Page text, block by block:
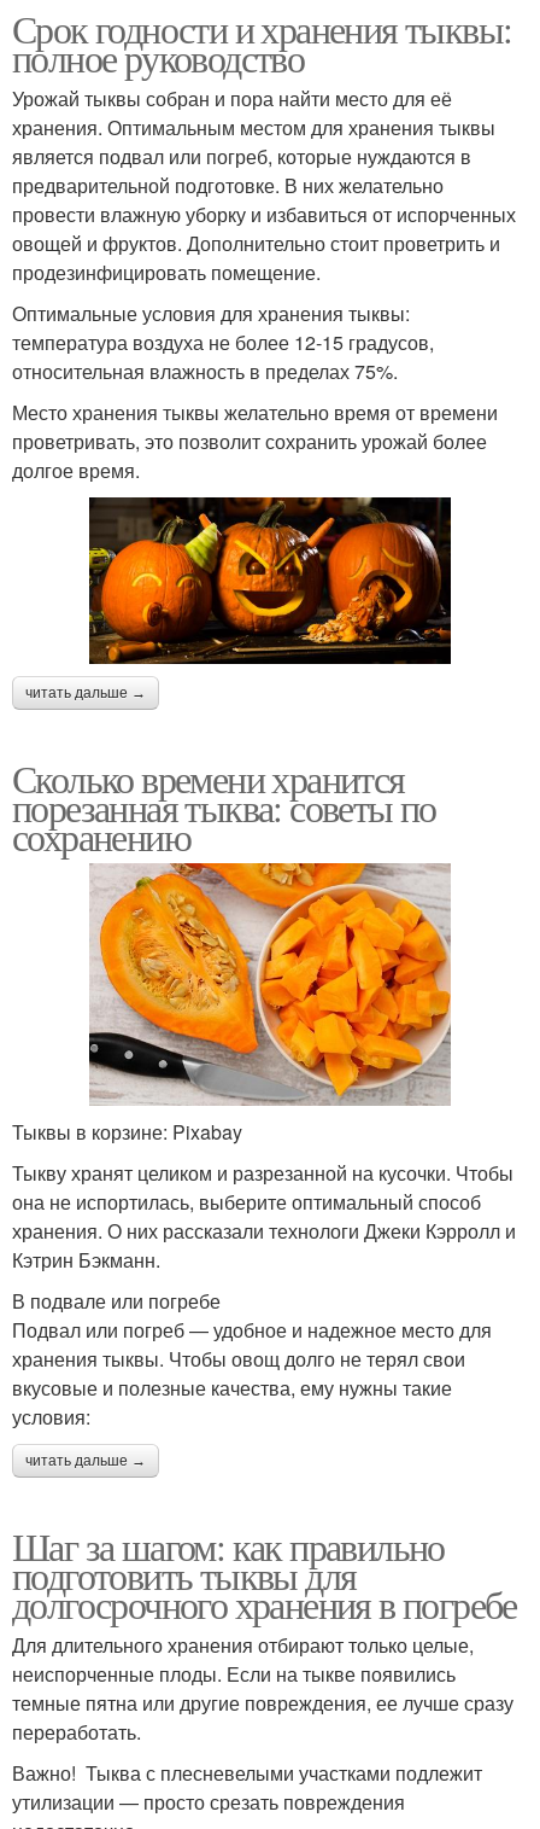
Срок годности и хранения тыквы:
полное руководство
Урожай тыквы собран и пора найти место для её
хранения. Оптимальным местом для хранения тыквы
является подвал или погреб, которые нуждаются в
предварительной подготовке. В них желательно
провести влажную уборку и избавиться от испорченных
овощей и фруктов. Дополнительно стоит проветрить и
продезинфицировать помещение.
Оптимальные условия для хранения тыквы:
температура воздуха не более 12-15 градусов,
относительная влажность в пределах 75%.
Место хранения тыквы желательно время от времени
проветривать, это позволит сохранить урожай более
долгое время.
читать дальше →
Сколько времени хранится
порезанная тыква: советы по
сохранению
Тыквы в корзине: Pixabay
Тыкву хранят целиком и разрезанной на кусочки. Чтобы
она не испортилась, выберите оптимальный способ
хранения. О них рассказали технологи Джеки Кэрролл и
Кэтрин Бэкманн.
В подвале или погребе
Подвал или погреб — удобное и надежное место для
хранения тыквы. Чтобы овощ долго не терял свои
вкусовые и полезные качества, ему нужны такие
условия:
читать дальше →
Шаг за шагом: как правильно
подготовить тыквы для
долгосрочного хранения в погребе
Для длительного хранения отбирают только целые,
неиспорченные плоды. Если на тыкве появились
темные пятна или другие повреждения, ее лучше сразу
переработать.
Важно! Тыква с плесневелыми участками подлежит
утилизации — просто срезать повреждения